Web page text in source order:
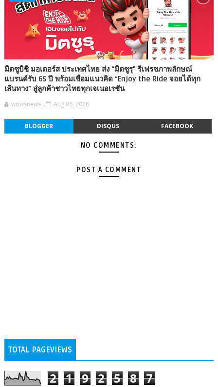
มิตซูบิชิ มอเตอร์ส ประเทศไทย ส่ง “มิตซูรุ” รีเฟรชภาพลักษณ์
แบรนด์รับ 65 ปี พร้อมเชื่อมแนวคิด “Enjoy the Ride จอยได้ทุก
เส้นทาง” สู่ลูกค้าชาวไทยทุกเจเนอเรชัน
wowsnews Aug 06, 2026
BLOGGER DISQUS FACEBOOK
NO COMMENTS:
POST A COMMENT
TOTAL PAGEVIEWS
2 1 9 2 5 8 7